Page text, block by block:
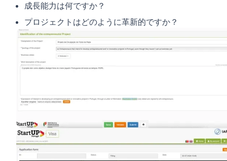
成長能力は何ですか？
プロジェクトはどのように革新的ですか？